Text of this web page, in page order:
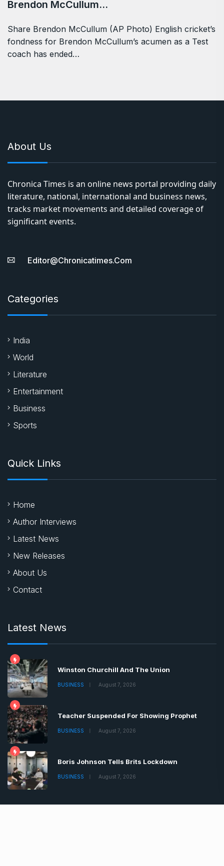
Brendon McCullum…
Share Brendon McCullum (AP Photo) English cricket’s
fondness for Brendon McCullum’s acumen as a Test
coach has ended…
About Us
Chronica Times is an online news portal providing daily
literature, national, international and business news,
tracks market movements and detailed coverage of
significant events.
Editor@chronicatimes.com
Categories
India
World
Literature
Entertainment
Business
Sports
Quick Links
Home
Author Interviews
Latest News
New Releases
About Us
Contact
Latest News
Winston Churchill And The Union
BUSINESS August 7, 2026
Teacher Suspended For Showing Prophet
BUSINESS August 7, 2026
Boris Johnson Tells Brits Lockdown
BUSINESS August 7, 2026